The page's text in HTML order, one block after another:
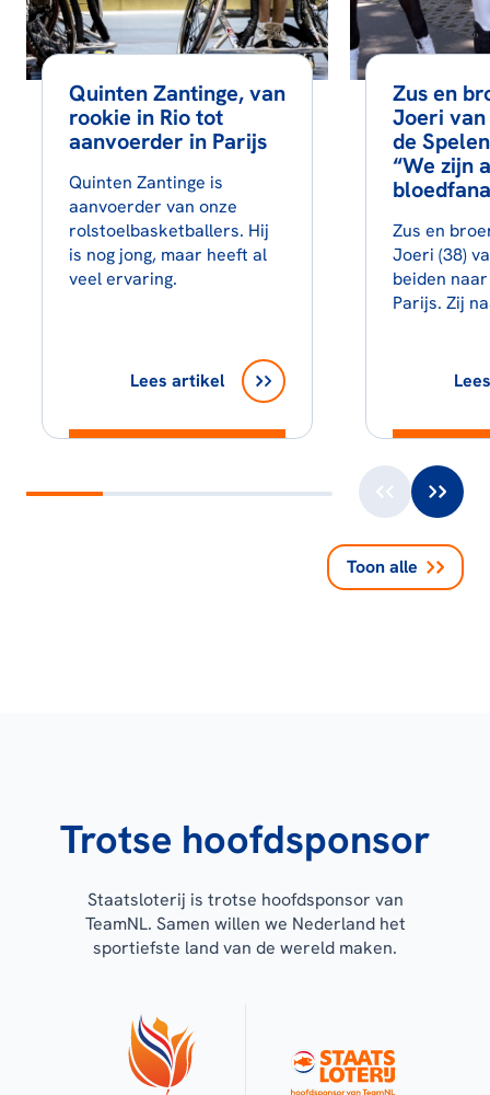
Quinten Zantinge, van
rookie in Rio tot
aanvoerder in Parijs
Quinten Zantinge is
aanvoerder van onze
rolstoelbasketballers. Hij
is nog jong, maar heeft al
veel ervaring.
Lees artikel
Zus en
Joeri
de
“We zijn
Zus en
Joeri (38)
beiden
Parijs. Zij
Toon alle
Trotse hoofdsponsor
Staatsloterij is trotse hoofdsponsor van
TeamNL. Samen willen we Nederland het
sportiefste land van de wereld maken.